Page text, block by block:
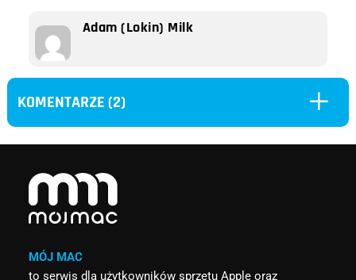
Adam (Lokin) Milk
KOMENTARZE (2) L
MÓJ MAC
to serwis dla użytkowników sprzętu Apple oraz